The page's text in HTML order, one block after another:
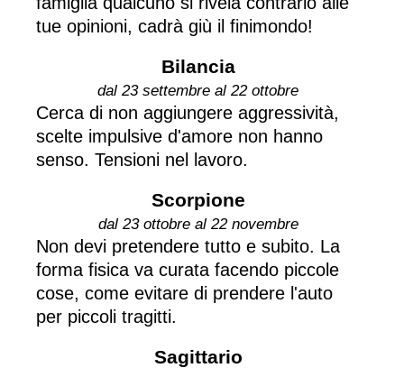
tue opinioni, cadrà giù il finimondo!
Bilancia
dal 23 settembre al 22 ottobre
Cerca di non aggiungere aggressività,
scelte impulsive d'amore non hanno
senso. Tensioni nel lavoro.
Scorpione
dal 23 ottobre al 22 novembre
Non devi pretendere tutto e subito. La
forma fisica va curata facendo piccole
cose, come evitare di prendere l'auto
per piccoli tragitti.
Sagittario